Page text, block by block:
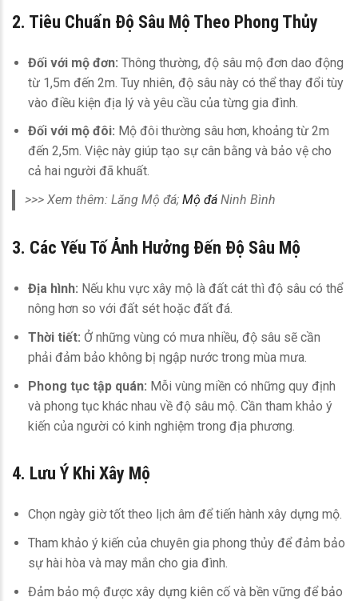
2. Tiêu Chuẩn Độ Sâu Mộ Theo Phong Thủy
Đối với mộ đơn: Thông thường, độ sâu mộ đơn dao động
từ 1,5m đến 2m. Tuy nhiên, độ sâu này có thể thay đổi tùy
vào điều kiện địa lý và yêu cầu của từng gia đình.
Đối với mộ đôi: Mộ đôi thường sâu hơn, khoảng từ 2m
đến 2,5m. Việc này giúp tạo sự cân bằng và bảo vệ cho
cả hai người đã khuất.
>>> Xem thêm: Lăng Mộ đá;Mộ đá Ninh Bình
3. Các Yếu Tố Ảnh Hưởng Đến Độ Sâu Mộ
Địa hình: Nếu khu vực xây mộ là đất cát thì độ sâu có thể
nông hơn so với đất sét hoặc đất đá.
Thời tiết: Ở những vùng có mưa nhiều, độ sâu sẽ cần
phải đảm bảo không bị ngập nước trong mùa mưa.
Phong tục tập quán: Mỗi vùng miền có những quy định
và phong tục khác nhau về độ sâu mộ. Cần tham khảo ý
kiến của người có kinh nghiệm trong địa phương.
4. Lưu Ý Khi Xây Mộ
Chọn ngày giờ tốt theo lịch âm để tiến hành xây dựng mộ.
Tham khảo ý kiến của chuyên gia phong thủy để đảm bảo
sự hài hòa và may mắn cho gia đình.
Đảm bảo mộ được xây dựng kiên cố và bền vững để bảo